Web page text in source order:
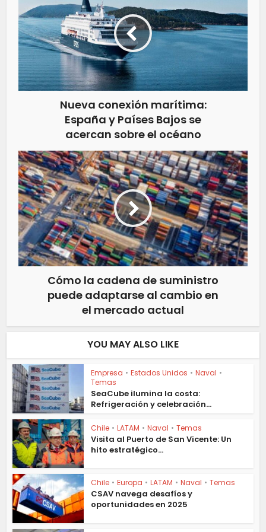
Nueva conexión marítima:
España y Países Bajos se
acercan sobre el océano
Cómo la cadena de suministro
puede adaptarse al cambio en
el mercado actual
YOU MAY ALSO LIKE
Empresa • Estados Unidos • Naval •
Temas
SeaCube ilumina la costa:
Refrigeración y celebración...
Chile • LATAM • Naval • Temas
Visita al Puerto de San Vicente: Un
hito estratégico...
Chile • Europa • LATAM • Naval • Temas
CSAV navega desafíos y
oportunidades en 2025